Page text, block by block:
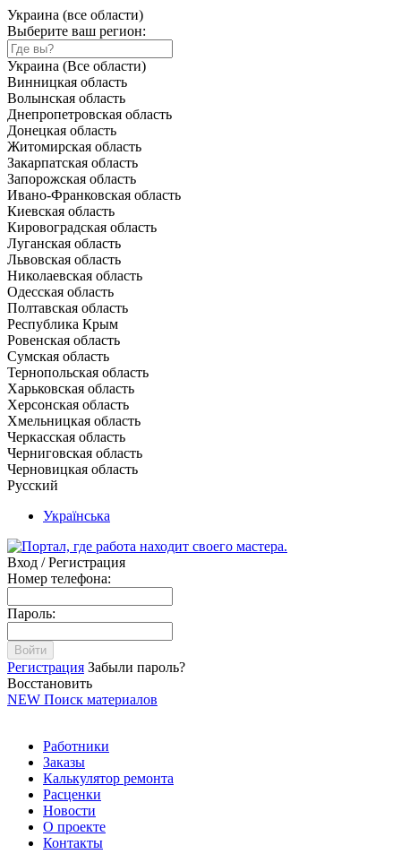
Украина (все области)
Выберите ваш регион:
Украина (Все области)
Винницкая область
Волынская область
Днепропетровская область
Донецкая область
Житомирская область
Закарпатская область
Запорожская область
Ивано-Франковская область
Киевская область
Кировоградская область
Луганская область
Львовская область
Николаевская область
Одесская область
Полтавская область
Республика Крым
Ровенская область
Сумская область
Тернопольская область
Харьковская область
Херсонская область
Хмельницкая область
Черкасская область
Черниговская область
Черновицкая область
Русский
Українська
Вход / Регистрация
Номер телефона:
Пароль:
Войти
Регистрация Забыли пароль?
Восстановить
NEW Поиск материалов
Работники
Заказы
Калькулятор ремонта
Расценки
Новости
О проекте
Контакты